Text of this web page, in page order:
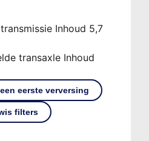
Inhoud 5,7
transaxle Inhoud
eerste verversing
filters